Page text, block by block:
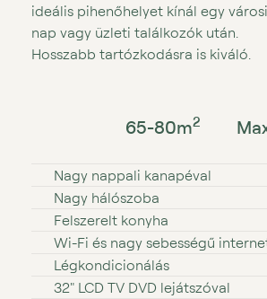
ideális pihenőhelyet kínál egy városi
nap vagy üzleti találkozók után.
Hosszabb tartózkodásra is kiváló.
65-80m2
Nagy nappali kanapéval
Nagy hálószoba
Felszerelt konyha
Wi⁠⁠⁠⁠⁠⁠⁠⁠⁠⁠-⁠⁠⁠⁠⁠⁠⁠⁠⁠⁠Fi és nagy sebességű
Légkondicionálás
32″ LCD TV DVD lejátszóval